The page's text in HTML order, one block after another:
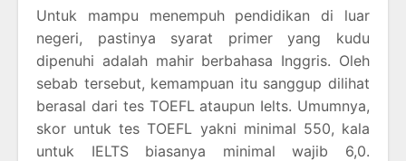
Untuk mampu menempuh pendidikan di luar
negeri, pastinya syarat primer yang kudu
dipenuhi adalah mahir berbahasa Inggris. Oleh
sebab tersebut, kemampuan itu sanggup dilihat
berasal dari tes TOEFL ataupun Ielts. Umumnya,
skor untuk tes TOEFL yakni minimal 550, kala
untuk IELTS biasanya minimal wajib 6,0.